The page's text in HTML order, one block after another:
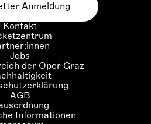
Kontakt
Jobs
der Oper Graz
AGB
Informationen
Anmeldung